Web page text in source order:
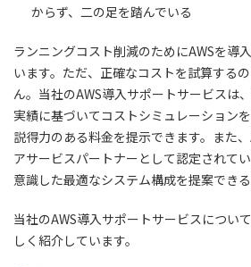
からず、二の足を踏んでいる
ランニングコスト削減のためにAWSを導
います。ただ、正確なコストを試算する
ん。当社のAWS導入サポートサービスは
実績に基づいてコストシミュレーション
説得力のある料金を提示できます。また
アサービスパートナーとして認定されて
意識した最適なシステム構成を提案できる
当社のAWS導入サポートサービスについ
しく紹介しています。